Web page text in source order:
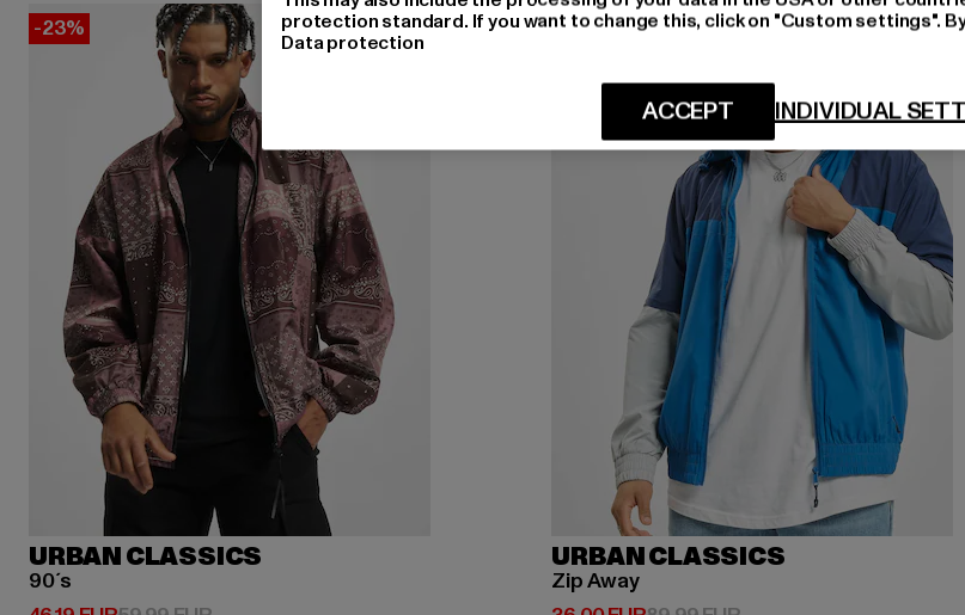
-23%
URBAN CLASSICS
90´s
-60%
URBAN CLASSICS
Zip Away
protection standard. If you want to change this, click on "Custom settings".
Data protection
INDIVIDUAL
ACCEPT